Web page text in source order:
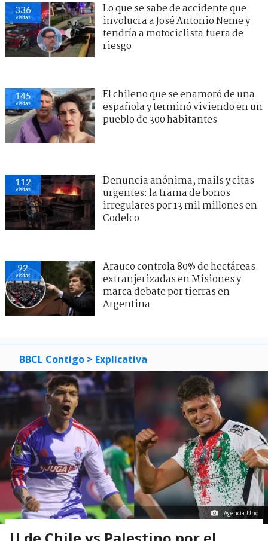
336
visitas
Lo que se sabe de accidente que
involucra a José Antonio Neme y
tendría a motociclista fuera de
riesgo
145
visitas
El chileno que se enamoró de una
española y terminó viviendo en un
pueblo de 300 habitantes
112
visitas
Denuncia anónima, mails y citas
urgentes: la trama de bonos
irregulares por 13 mil millones en
Codelco
92
visitas
Arauco controla 80% de hectáreas
extranjerizadas en Misiones y
marca debate por tierras en
Argentina
BBCL Contigo > Explicativa
Agencia Uno